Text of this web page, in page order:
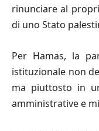
rinunciare al
di uno Stato
Per Hamas, la
istituzionale non
ma piuttosto in
amministrative e